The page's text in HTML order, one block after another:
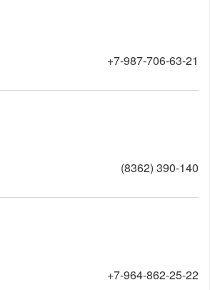
+7-987-706-63-21
(8362) 390-140
+7-964-862-25-22